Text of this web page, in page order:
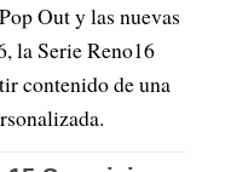
Out y las nuevas
la Serie Reno16
contenido de una